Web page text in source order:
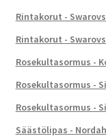
Rintakorut -
Rintakorut -
Rosekultasormus -
Rosekultasormus -
Rosekultasormus -
Säästölipas -